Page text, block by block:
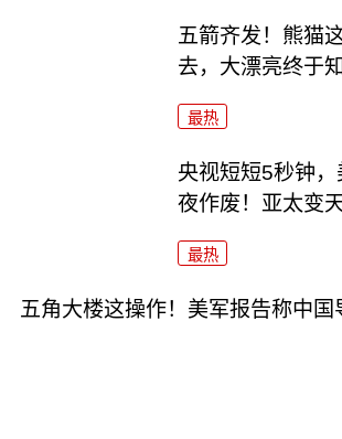
五箭齐发！熊猫
去，大漂亮终于
最热
央视短短5秒钟
夜作废！亚太变
最热
五角大楼这操作！美军报告称中国